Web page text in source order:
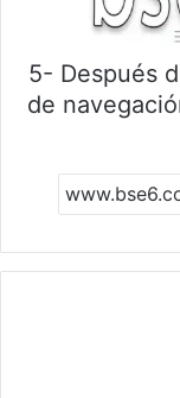
5- Después
de